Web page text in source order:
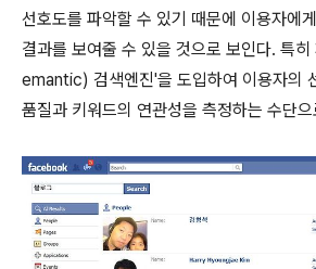
선호도를 파악할 수 있기 때문에 이용자에
결과를 보여줄 수 있을 것으로 보인다. 특
emantic) 검색엔진'을 도입하여 이용자의
품질과 키워드의 연관성을 측정하는 수단